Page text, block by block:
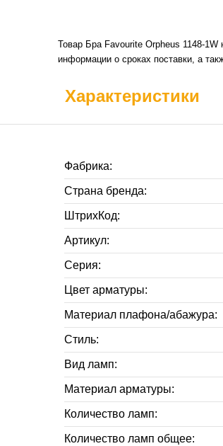
Товар Бра Favourite Orpheus 1148-1W
информации о сроках поставки, а
Характеристики
Фабрика:
Страна бренда:
ШтрихКод:
Артикул:
Серия:
Цвет арматуры:
Материал плафона/абажура:
Стиль:
Вид ламп:
Материал арматуры:
Количество ламп:
Количество ламп общее: